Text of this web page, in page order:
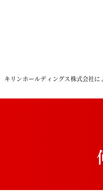
キリンホールディングス株式会社